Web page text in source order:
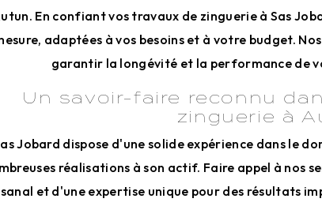
En confiant vos travaux de zinguerie à Sas
adaptées à vos besoins et à votre budget.
garantir la longévité et la performance de
Un savoir-faire reconnu
zinguerie à
Jobard dispose d'une solide expérience dans le
réalisations à son actif. Faire appel à nos
et d'une expertise unique pour des résultats